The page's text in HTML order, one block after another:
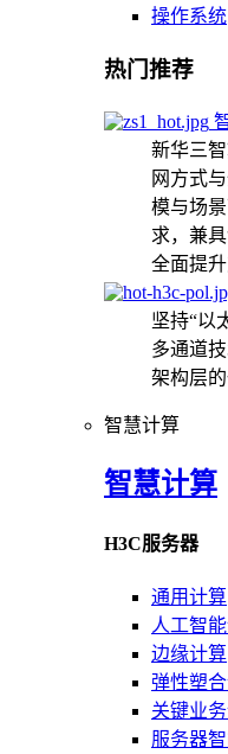
操作系统
热门推荐
新华三
网方式
模与场
求，兼
全面提
坚持“以
多通道
架构层的
智慧计算
智慧计算
H3C服务器
通用计算
人工智
边缘计算
弹性塑
关键业
服务器